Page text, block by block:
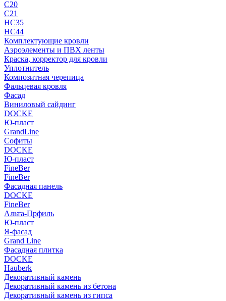
C20
C21
НС35
НС44
Комплектующие кровли
Аэроэлементы и ПВХ ленты
Краска, корректор для кровли
Уплотнитель
Композитная черепица
Фальцевая кровля
Фасад
Виниловый сайдинг
DOCKE
Ю-пласт
GrandLine
Софиты
DOCKE
Ю-пласт
FineBer
FineBer
Фасадная панель
DOCKE
FineBer
Альта-Прфиль
Ю-пласт
Я-фасад
Grand Line
Фасадная плитка
DOCKE
Hauberk
Декоративный камень
Декоративный камень из бетона
Декоративный камень из гипса